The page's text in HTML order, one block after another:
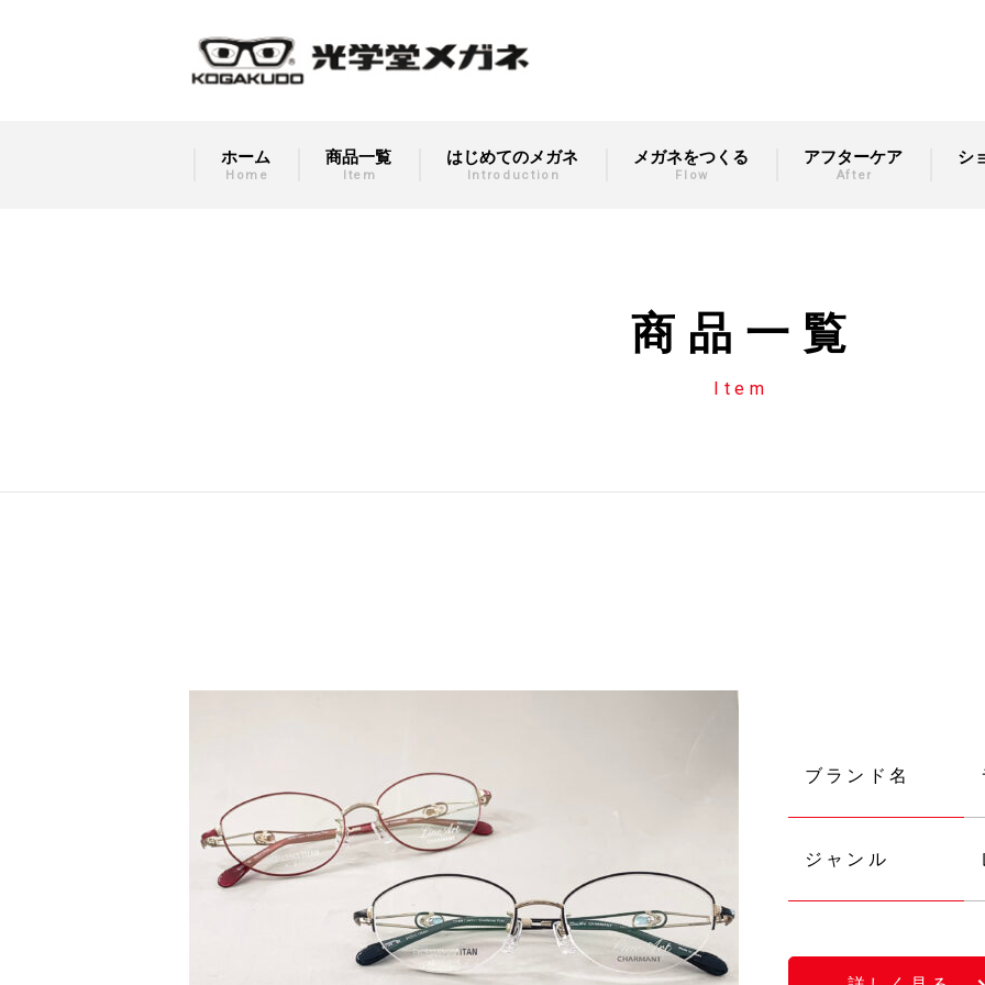
ホーム
Home
商品一覧
Item
はじめてのメガネ
Introduction
メガネをつくる
Flow
アフターケア
After
シ
商品一覧
Item
ブランド名
ジャンル